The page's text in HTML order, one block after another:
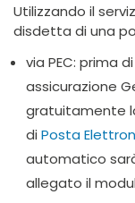
Utilizzando il
disdetta di una
via PEC: prima
assicurazione
gratuitamente
di Posta
automatico
allegato il